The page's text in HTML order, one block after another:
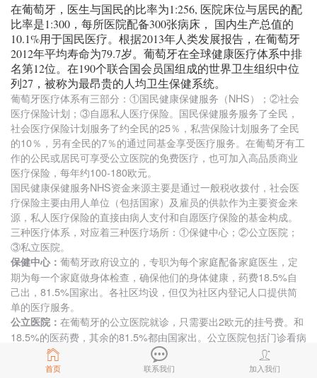
首页 联系我们 加入我们
在葡萄牙，医生与国民的比率为1:256, 医院床位与居民的配
比率是1:300，每所医院配备300张病床， 国内生产总值的
10.1%用于国民医疗。根据2013年人类发展报告，在葡萄牙
2012年平均寿命为79.7岁。葡萄牙在全球健康医疗体系中排
名第12位。在190个联合国会员国组成的世界卫生组织中位
列27，被称为最昂贵的人均卫生保健系统。
葡萄牙医疗体系有三部分：①国民健康保健服务（NHS）；②社会
医疗保险计划；③自愿私人医疗保险。国民保健服务服务了全民，
社会医疗保险计划服务了约全民的25％，私营保险计划服务了全民
的10％，另有全民的7％的通过同基金享受医疗服务。在葡萄牙有工
作的公民或居民可享受公立医院的免费医疗，也可加入高品质商业
医疗保险，每年约100-180欧元。
国民健康保健服务NHS资金来源主要是通过一般税收拨付，社会医
疗保险主要由用人单位（包括国家）及雇员的供款作为主要资金来
源，私人医疗保险的直接由病人支付和自愿医疗保险的基金构成。
三种医疗体系，对应着三种医疗场所：①保健中心；②公立医院；
③私立医院。
保健中心： 葡萄牙政府设立的，专职为每个家庭配备家庭医生，定
期为每一个家庭做身体检查，确保他们的身体健康，药费18.5%自
己出，81.5%国家出。各社区均设，但仅为社区内登记人口提供简
单的医疗服务。
公立医院： 在葡萄牙的公立医院就诊，只需要出2欧元的挂号费。和
18.5%的医药费，其余的81.5%都由国家出。公立医院包括门诊看病
免费，住院和治疗免费等医疗服务。如果治疗所需的药品在《国家
药品管理目录》下所列，那么患者也是可以免费使用的。